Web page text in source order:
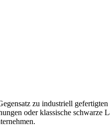
zu industriell
oder klassische schwarze